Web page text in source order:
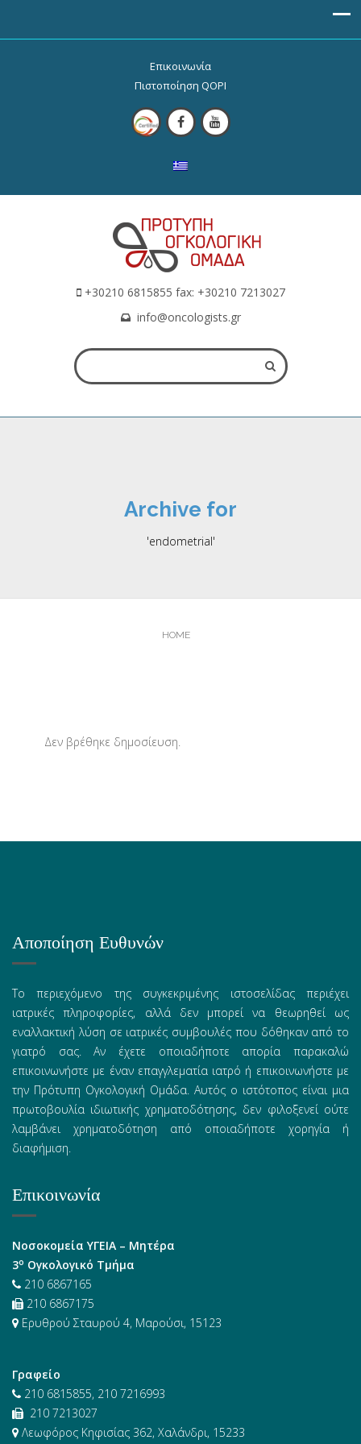
Επικοινωνία
Πιστοποίηση QOPI
** Παρακαλείστε να σημειώσετε ότι η ηλεκτρονική αίτηση
ραντεβού θα πραγματοποιηθεί το συντομότερο δυνατόν και το
+30210 6815855 fax: +30210 7213027
info@oncologists.gr
Archive for
'endometrial'
HOME
Δεν βρέθηκε δημοσίευση.
Αποποίηση Ευθυνών
Το περιεχόμενο της συγκεκριμένης ιστοσελίδας περιέχει
ιατρικές πληροφορίες, αλλά δεν μπορεί να θεωρηθεί ως
εναλλακτική λύση σε ιατρικές συμβουλές που δόθηκαν από το
γιατρό σας. Αν έχετε οποιαδήποτε απορία παρακαλώ
επικοινωνήστε με έναν επαγγλεματία ιατρό ή επικοινωνήστε με
την Πρότυπη Ογκολογική Ομάδα. Αυτός ο ιστότοπος είναι μια
πρωτοβουλία ιδιωτικής χρηματοδότησης, δεν φιλοξενεί ούτε
λαμβάνει χρηματοδότηση από οποιαδήποτε χορηγία ή
διαφήμιση.
Επικοινωνία
Νοσοκομεία ΥΓΕΙΑ – Μητέρα
3ο Ογκολογικό Τμήμα
210 6867165
210 6867175
Ερυθρού Σταυρού 4, Μαρούσι, 15123
Γραφείο
210 6815855, 210 7216993
210 7213027
Λεωφόρος Κηφισίας 362, Χαλάνδρι, 15233